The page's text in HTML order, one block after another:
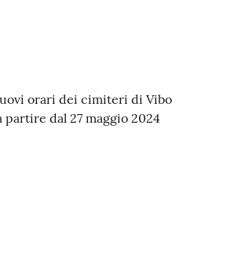
orari dei cimiteri di Vibo
dal 27 maggio 2024